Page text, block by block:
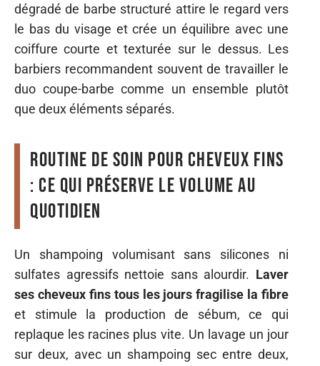
dégradé de barbe structuré attire le regard vers
le bas du visage et crée un équilibre avec une
coiffure courte et texturée sur le dessus. Les
barbiers recommandent souvent de travailler le
duo coupe-barbe comme un ensemble plutôt
que deux éléments séparés.
Routine de soin pour cheveux fins
: ce qui préserve le volume au
quotidien
Un shampoing volumisant sans silicones ni
sulfates agressifs nettoie sans alourdir. Laver
ses cheveux fins tous les jours fragilise la fibre
et stimule la production de sébum, ce qui
replaque les racines plus vite. Un lavage un jour
sur deux, avec un shampoing sec entre deux,